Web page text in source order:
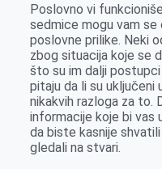
Poslovno vi
sedmice mogu vam
poslovne prilike. Neki
zbog situacija koje se
što su im dalji
pitaju da li su uključeni
nikakvih razloga za to.
informacije koje bi vas
da biste kasnije
gledali na stvari.